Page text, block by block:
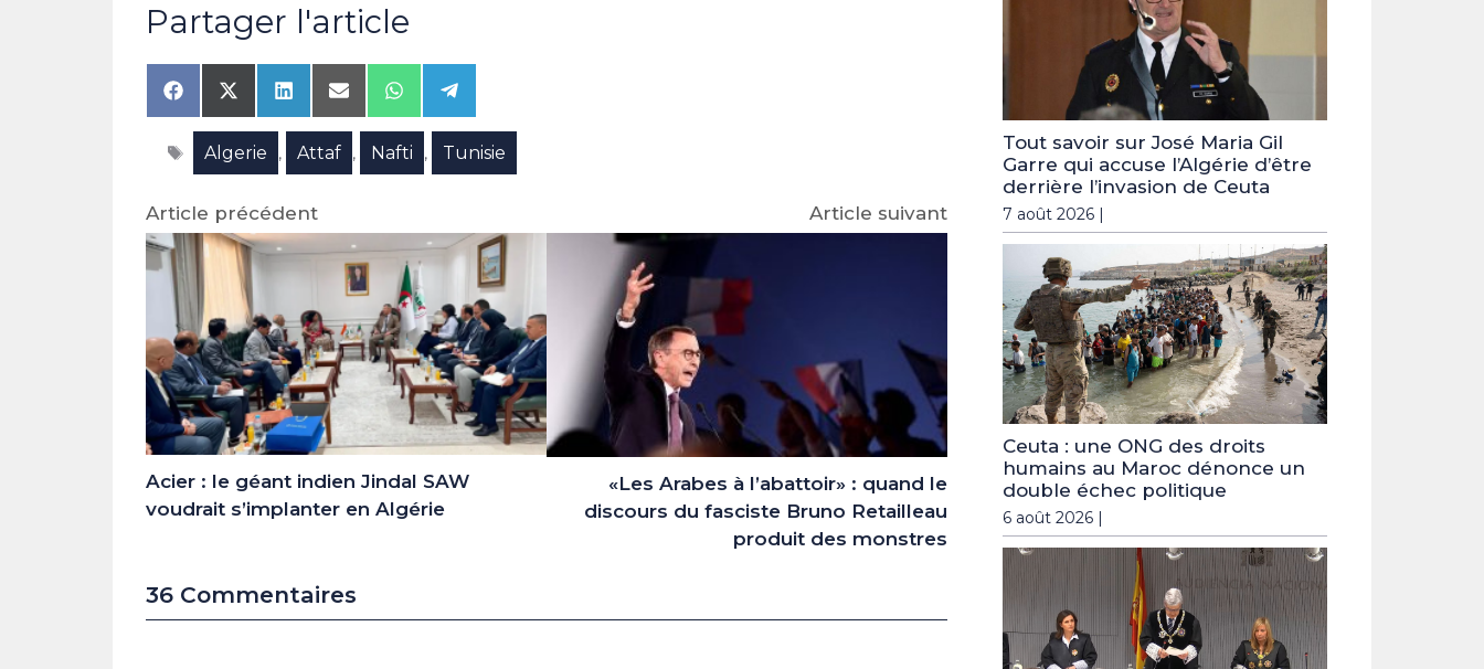
Partager l'article
Share
on
Facebook
Share
on
X
(Twitter)
Share
on
LinkedIn
Share
on
Email
Share
on
WhatsApp
Share
on
Telegram
Étiquettes
Algerie , Attaf , Nafti , Tunisie
Article précédent
Acier : le géant indien Jindal SAW
voudrait s’implanter en Algérie
Article suivant
«Les Arabes à l’abattoir» : quand le
discours du fasciste Bruno Retailleau
produit des monstres
36 Commentaires
Tout savoir sur José Maria Gil
Garre qui accuse l’Algérie d’être
derrière l’invasion de Ceuta
7 août 2026 |
Ceuta : une ONG des droits
humains au Maroc dénonce un
double échec politique
6 août 2026 |